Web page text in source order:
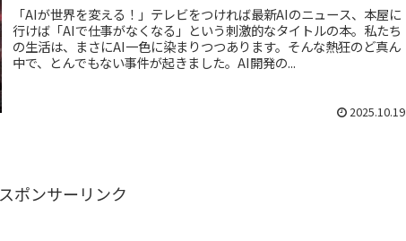
「AIが世界を変える！」テレビをつければ最新AIのニュース、本屋に
行けば「AIで仕事がなくなる」という刺激的なタイトルの本。私たち
の生活は、まさにAI一色に染まりつつあります。そんな熱狂のど真ん
中で、とんでもない事件が起きました。AI開発の...
2025.10.19
スポンサーリンク